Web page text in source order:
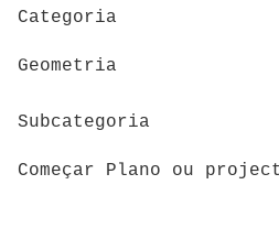
Categoria
Geometria
Subcategoria
Começar Plano ou